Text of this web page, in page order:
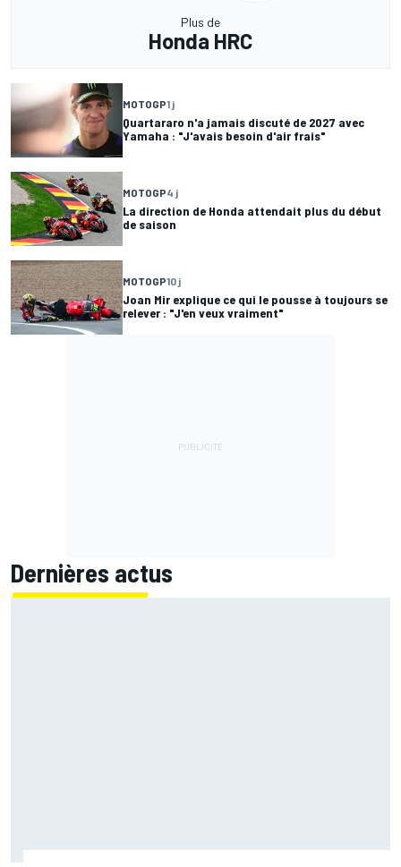
Plus de
Honda HRC
MOTOGP1 j
Quartararo n'a jamais discuté de 2027 avec
Yamaha : "J'avais besoin d'air frais"
MOTOGP4 j
La direction de Honda attendait plus du début
de saison
MOTOGP10 j
Joan Mir explique ce qui le pousse à toujours se
relever : "J'en veux vraiment"
Dernières actus